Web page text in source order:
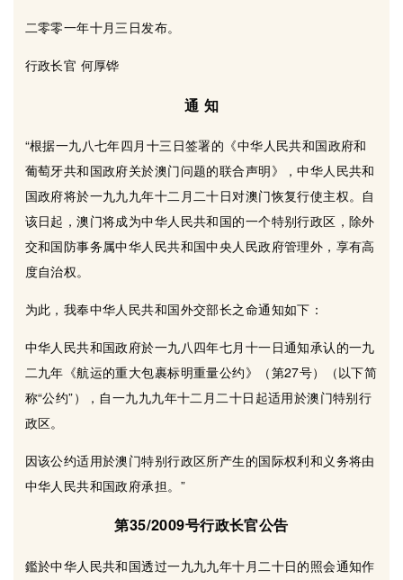
二零零一年十月三日发布。
行政长官 何厚铧
通 知
“根据一九八七年四月十三日签署的《中华人民共和国政府和
葡萄牙共和国政府关於澳门问题的联合声明》，中华人民共和
国政府将於一九九九年十二月二十日对澳门恢复行使主权。自
该日起，澳门将成为中华人民共和国的一个特别行政区，除外
交和国防事务属中华人民共和国中央人民政府管理外，享有高
度自治权。
为此，我奉中华人民共和国外交部长之命通知如下：
中华人民共和国政府於一九八四年七月十一日通知承认的一九
二九年《航运的重大包裹标明重量公约》（第27号）（以下简
称“公约”），自一九九九年十二月二十日起适用於澳门特别行
政区。
因该公约适用於澳门特别行政区所产生的国际权利和义务将由
中华人民共和国政府承担。”
第35/2009号行政长官公告
鑑於中华人民共和国透过一九九九年十月二十日的照会通知作